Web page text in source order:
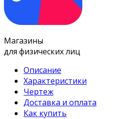
Магазины
для физических лиц
Описание
Характеристики
Чертеж
Доставка и оплата
Как купить